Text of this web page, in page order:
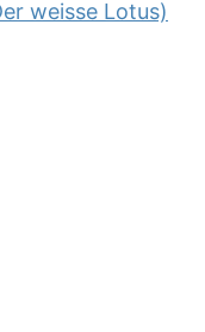
weisse Lotus)